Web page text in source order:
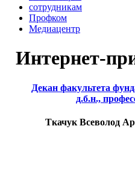
сотрудникам
Профком
Медиацентр
Интернет-
Декан факультета
д.б.н.,
Ткачук Всеволод